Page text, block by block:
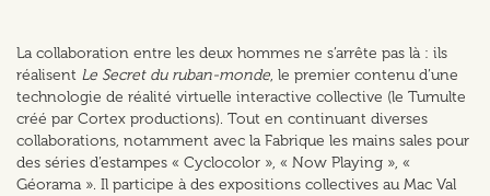
La collaboration entre les deux hommes ne s’arrête pas là : ils
réalisent Le Secret du ruban-monde, le premier contenu d’une
technologie de réalité virtuelle interactive collective (le Tumulte
créé par Cortex productions). Tout en continuant diverses
collaborations, notamment avec la Fabrique les mains sales pour
des séries d’estampes « Cyclocolor », « Now Playing », «
Géorama ». Il participe à des expositions collectives au Mac Val